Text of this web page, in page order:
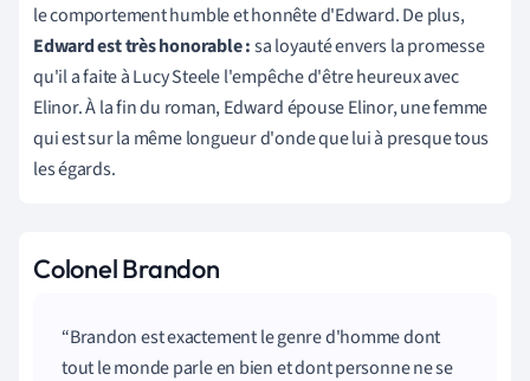
le comportement humble et honnête d'Edward. De plus,
Edward est très honorable :sa loyauté envers la promesse
qu'il a faite à Lucy Steele l'empêche d'être heureux avec
Elinor. À la fin du roman, Edward épouse Elinor, une femme
qui est sur la même longueur d'onde que lui à presque tous
les égards.
Colonel Brandon
Brandon est exactement le genre d'homme dont
tout le monde parle en bien et dont personne ne se